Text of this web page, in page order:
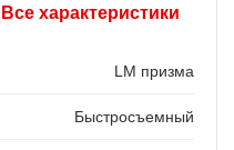
Все характеристики
LM призма
Быстросъемный